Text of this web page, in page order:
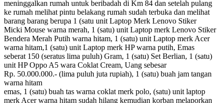
meninggalkan rumah untuk beribadah di Km 84 dan setelah pulang
ke rumah melihat pintu belakang rumah sudah terbuka dan melihat
barang barang berupa 1 (satu unit Laptop Merk Lenovo Stiker
Micki Mouse warna merah, 1 (satu) unit Laptop merk Lenovo Stiker
Bendera Merah Putih warna hitam, 1 (satu) unit Laptop merk Acer
warna hitam,1 (satu) unit Laptop merk HP warna putih, Emas
seberat 150 (seratus lima puluh) Gram, 1 (satu) Set Berlian, 1 (satu)
unit HP Oppo A5 wara Coklat Cream, Uang sebesar
Rp. 50.000.000.- (lima puluh juta rupiah), 1 (satu) buah jam tangan
warna hitam
emas, 1 (satu) buah tas warna coklat merk polo, (satu) unit laptop
merk Acer warna hitam sudah hilang kemudian korban melaporkan